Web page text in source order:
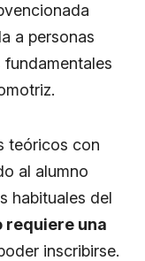
a personas
teóricos con
al alumno
habituales del
requiere una
inscribirse.